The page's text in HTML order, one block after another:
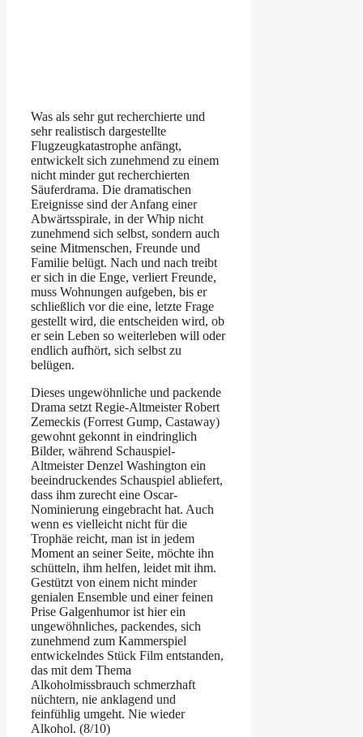
Was als sehr gut recherchierte und
sehr realistisch dargestellte
Flugzeugkatastrophe anfängt,
entwickelt sich zunehmend zu einem
nicht minder gut recherchierten
Säuferdrama. Die dramatischen
Ereignisse sind der Anfang einer
Abwärtsspirale, in der Whip nicht
zunehmend sich selbst, sondern auch
seine Mitmenschen, Freunde und
Familie belügt. Nach und nach treibt
er sich in die Enge, verliert Freunde,
muss Wohnungen aufgeben, bis er
schließlich vor die eine, letzte Frage
gestellt wird, die entscheiden wird, ob
er sein Leben so weiterleben will oder
endlich aufhört, sich selbst zu
belügen.
Dieses ungewöhnliche und packende
Drama setzt Regie-Altmeister Robert
Zemeckis (Forrest Gump, Castaway)
gewohnt gekonnt in eindringlich
Bilder, während Schauspiel-
Altmeister Denzel Washington ein
beeindruckendes Schauspiel abliefert,
dass ihm zurecht eine Oscar-
Nominierung eingebracht hat. Auch
wenn es vielleicht nicht für die
Trophäe reicht, man ist in jedem
Moment an seiner Seite, möchte ihn
schütteln, ihm helfen, leidet mit ihm.
Gestützt von einem nicht minder
genialen Ensemble und einer feinen
Prise Galgenhumor ist hier ein
ungewöhnliches, packendes, sich
zunehmend zum Kammerspiel
entwickelndes Stück Film entstanden,
das mit dem Thema
Alkoholmissbrauch schmerzhaft
nüchtern, nie anklagend und
feinfühlig umgeht. Nie wieder
Alkohol. (8/10)